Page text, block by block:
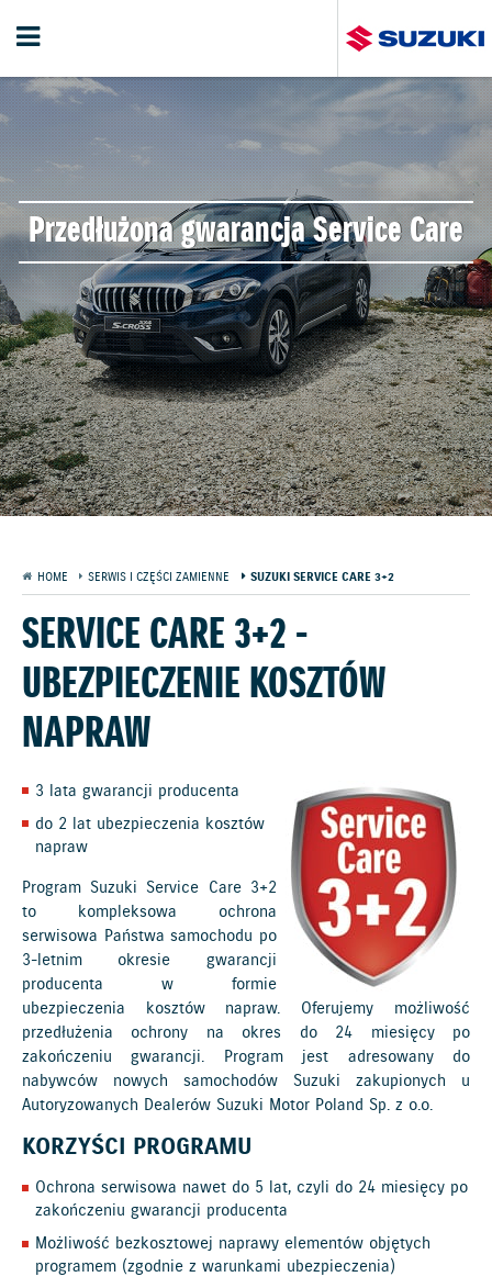
Przedłużona gwarancja Service Care
HOME SERWIS I CZĘŚCI ZAMIENNE SUZUKI SERVICE CARE 3+2
SERVICE CARE 3+2 -
UBEZPIECZENIE KOSZTÓW
NAPRAW
3 lata gwarancji producenta
do 2 lat ubezpieczenia kosztów
napraw
Program Suzuki Service Care 3+2
to kompleksowa ochrona
serwisowa Państwa samochodu po
3-letnim okresie gwarancji
producenta w formie
ubezpieczenia kosztów napraw. Oferujemy możliwość
przedłużenia ochrony na okres do 24 miesięcy po
zakończeniu gwarancji. Program jest adresowany do
nabywców nowych samochodów Suzuki zakupionych u
Autoryzowanych Dealerów Suzuki Motor Poland Sp. z o.o.
KORZYŚCI PROGRAMU
Ochrona serwisowa nawet do 5 lat, czyli do 24 miesięcy po
zakończeniu gwarancji producenta
Możliwość bezkosztowej naprawy elementów objętych
programem (zgodnie z warunkami ubezpieczenia)